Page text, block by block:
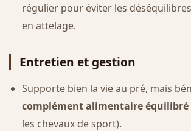
régulier pour éviter les
en attelage.
Entretien et gestion
Supporte bien la vie au pré, mais
complément alimentaire équilibré
les chevaux de sport).